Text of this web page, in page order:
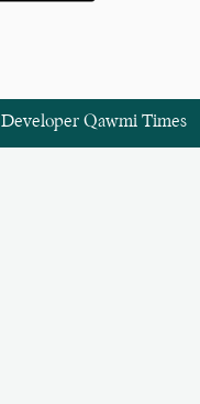
Developer Qawmi Times